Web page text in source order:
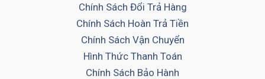
Chính Sách Đổi Trả Hàng
Chính Sách Hoàn Trả Tiền
Chính Sách Vận Chuyển
Hình Thức Thanh Toán
Chính Sách Bảo Hành